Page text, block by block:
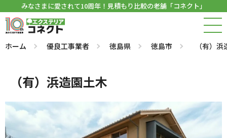
みなさまに愛されて10周年！見積もり比較の老舗「コネクト」
ホーム 優良工事業者 徳島県 徳島市 （有）
（有）浜造園土木